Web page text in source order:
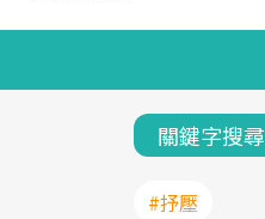
關鍵字搜尋
#抒壓